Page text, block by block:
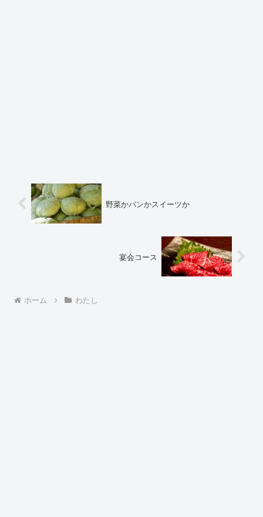
野菜かパンかスイーツか
宴会コース
ホーム わたし